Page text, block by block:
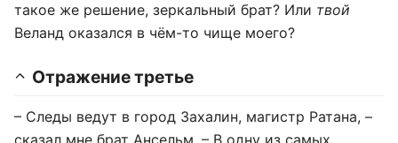
такое же решение, зеркальный брат? Или твой
Веланд оказался в чём-то чище моего?
Отражение третье
– Следы ведут в город Захалин, магистр Ратана, –
сказал мне брат Ансельм. – В одну из самых